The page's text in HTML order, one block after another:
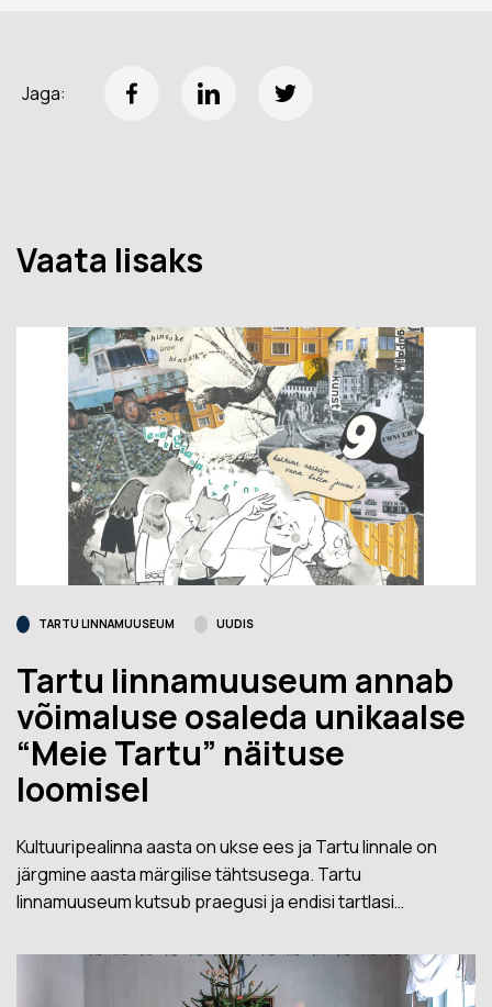
Jaga:
Vaata lisaks
TARTU LINNAMUUSEUM UUDIS
Tartu linnamuuseum annab
võimaluse osaleda unikaalse
“Meie Tartu” näituse
loomisel
Kultuuripealinna aasta on ukse ees ja Tartu linnale on
järgmine aasta märgilise tähtsusega. Tartu
linnamuuseum kutsub praegusi ja endisi tartlasi…